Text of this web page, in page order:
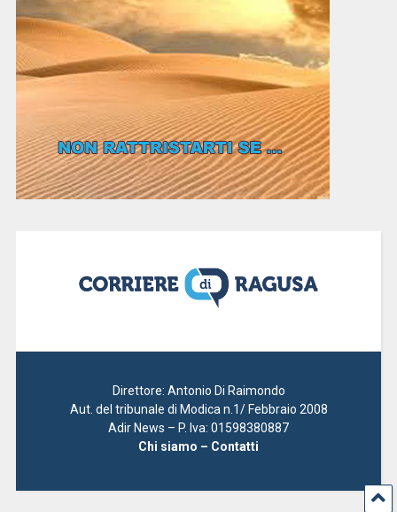
Direttore: Antonio Di Raimondo
Aut. del tribunale di Modica n.1/ Febbraio 2008
Adir News – P. Iva: 01598380887
Chi siamo – Contatti